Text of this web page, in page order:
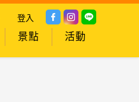
登入
景點 活動